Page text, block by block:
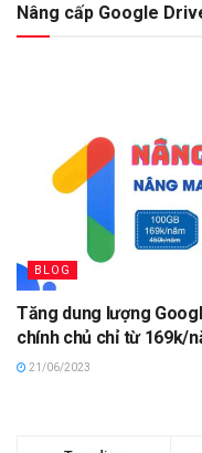
Nâng cấp Google
BLOG
Tăng dung lượng
chính chủ chỉ từ 169k/
21/06/2023